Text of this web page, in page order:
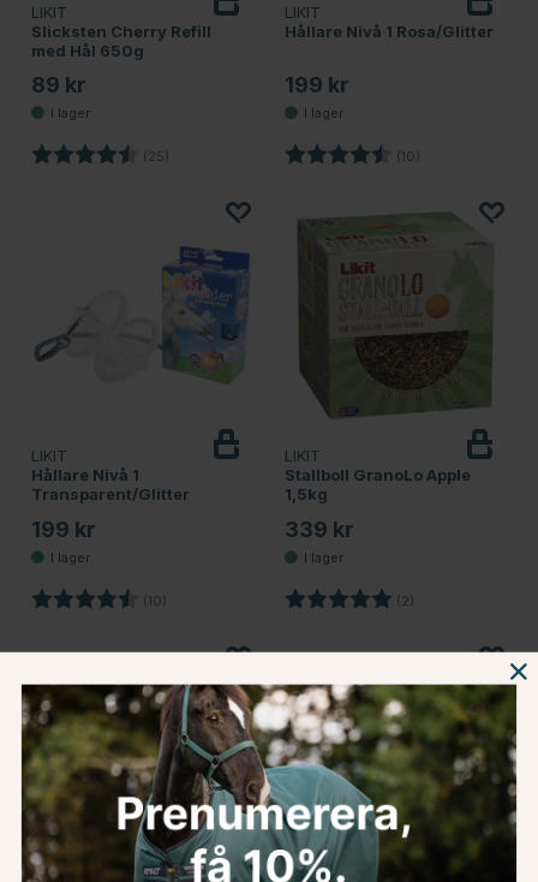
LIKIT
Slicksten Cherry Refill
med Hål 650g
89 kr
Betyg: (25) 4.2 utav 5 stjärnor
LIKIT
Hållare Nivå 1 Rosa/Glitter
199 kr
Betyg: (10)
LIKIT
Hållare Nivå 1
Transparent/Glitter
199 kr
Betyg: (10) 4.2 utav 5 stjärnor
LIKIT
Stallboll GranoLo Apple
1,5kg
339 kr
Betyg: (2)